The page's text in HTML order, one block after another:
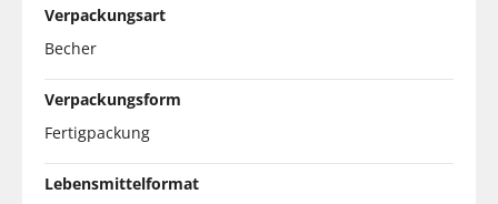
Verpackungsart
Becher
Verpackungsform
Fertigpackung
Lebensmittelformat